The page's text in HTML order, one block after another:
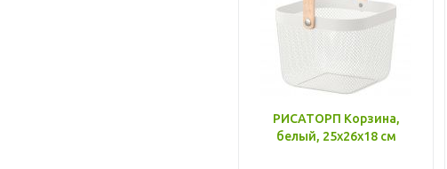
РИСАТОРП Корзина,
белый, 25x26x18 см